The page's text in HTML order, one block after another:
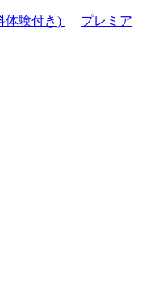
体験付き)
プレミア